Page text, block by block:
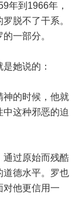
年到1966年，
脱不了干系。
一部分。
她说的：
的时候，他就
这种邪恶的迫
过原始而残酷
道德水平。罗也
对他更信用一